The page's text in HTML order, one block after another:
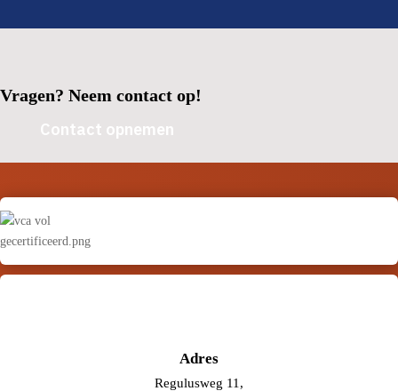
Vragen? Neem contact op!
Contact opnemen
Adres
Regulusweg 11,